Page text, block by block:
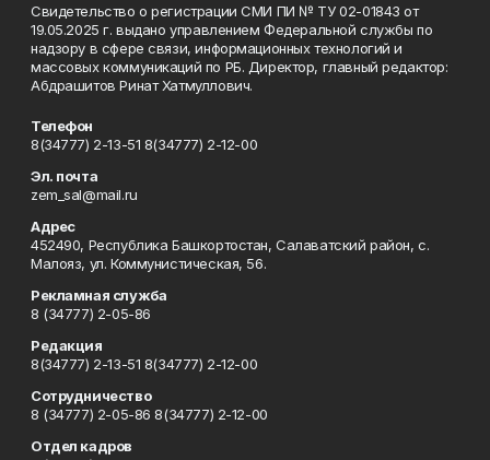
Свидетельство о регистрации СМИ ПИ № ТУ 02-01843 от
19.05.2025 г. выдано управлением Федеральной службы по
надзору в сфере связи, информационных технологий и
массовых коммуникаций по РБ. Директор, главный редактор:
Абдрашитов Ринат Хатмуллович.
Телефон
8(34777) 2-13-51 8(34777) 2-12-00
Эл. почта
zem_sal@mail.ru
Адрес
452490, Республика Башкортостан, Салаватский район, с.
Малояз, ул. Коммунистическая, 56.
Рекламная служба
8 (34777) 2-05-86
Редакция
8(34777) 2-13-51 8(34777) 2-12-00
Сотрудничество
8 (34777) 2-05-86 8(34777) 2-12-00
Отдел кадров